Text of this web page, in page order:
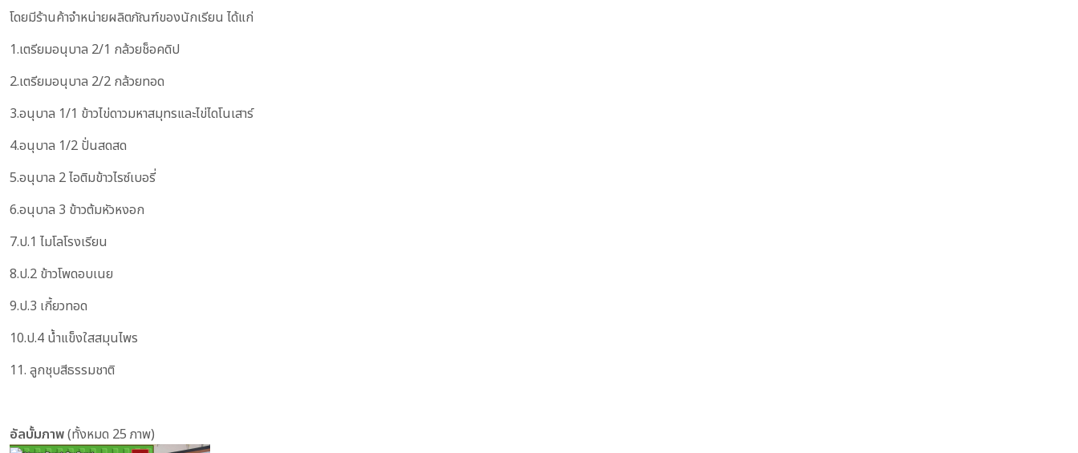
โดยมีร้านค้าจำหน่ายผลิตภัณฑ์ของนักเรียน ได้แก่
1.เตรียมอนุบาล 2/1 กล้วยช็อคดิป
2.เตรียมอนุบาล 2/2 กล้วยทอด
3.อนุบาล 1/1 ข้าวไข่ดาวมหาสมุทรและไข่ไดโนเสาร์
4.อนุบาล 1/2 ปั่นสดสด
5.อนุบาล 2 ไอติมข้าวไรซ์เบอรี่
6.อนุบาล 3 ข้าวต้มหัวหงอก
7.ป.1 ไมโลโรงเรียน
8.ป.2 ข้าวโพดอบเนย
9.ป.3 เกี้ยวทอด
10.ป.4 น้ำแข็งใสสมุนไพร
11. ลูกชุบสีธรรมชาติ
อัลบั้มภาพ(ทั้งหมด 25 ภาพ)